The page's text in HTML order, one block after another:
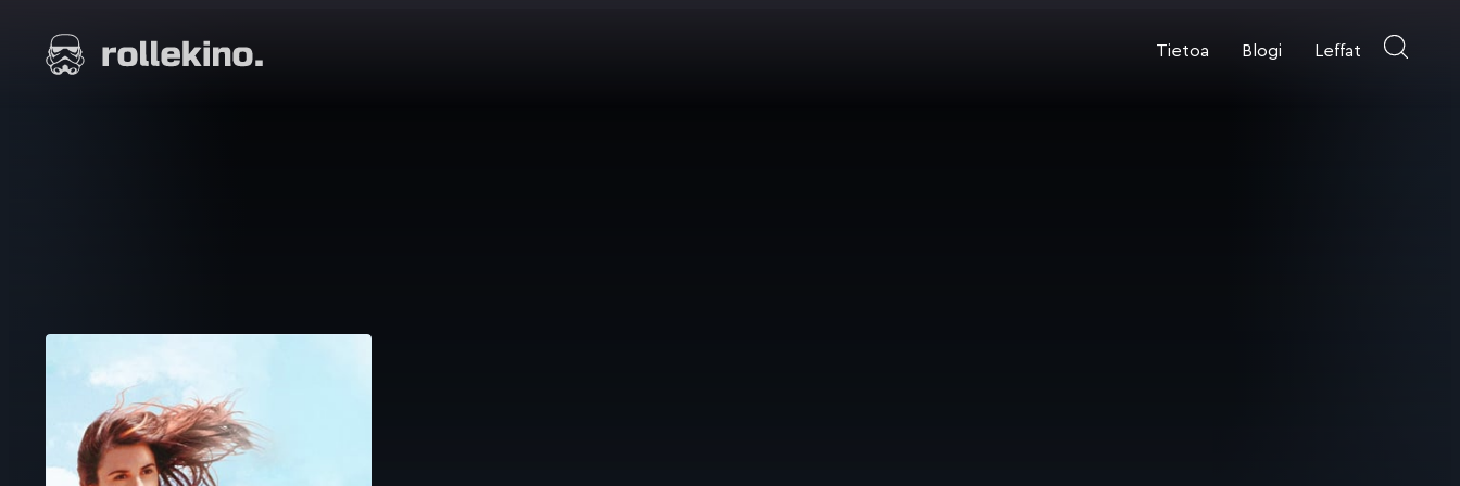
suoraan
sisältöön
Elokuvat ja elokuva-arviot | Rollekino.fi
Tietoa Blogi Leffat